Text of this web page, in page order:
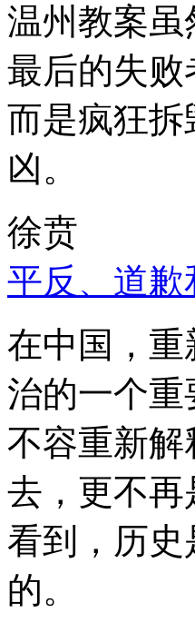
温州教案
最后的失
而是疯狂
凶。
徐贲
平反、道
在中国，
治的一个
不容重新
去，更不
看到，历
的。